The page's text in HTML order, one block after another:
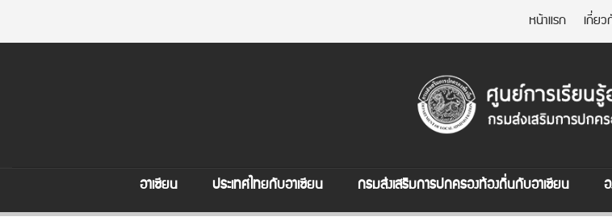
หน้าแรก เกี่ยว
อาเซียน ประเทศไทยกับอาเซียน กรมส่งเสริมการปกครองท้องถิ่นกับอาเซียน